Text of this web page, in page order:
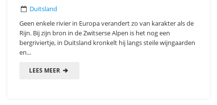
Duitsland
Geen enkele rivier in Europa verandert zo van karakter als de
Rijn. Bij zijn bron in de Zwitserse Alpen is het nog een
bergriviertje, in Duitsland kronkelt hij langs steile wijngaarden
en...
LEES MEER